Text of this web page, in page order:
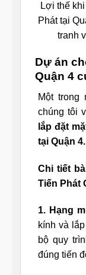
Lợi thế
Phát tại
tranh
Dự án
Quận 4
Một trong
chúng tôi
lắp đặt
tại Quận 4.
Chi tiết
Tiến Phát
1. Hạng
kính và
bộ quy
đúng tiến